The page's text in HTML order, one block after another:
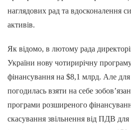
наглядових рад та вдосконалення
активів.
Як відомо, в лютому рада
України нову чотирирічну
фінансування на $8,1 млрд. Але
погодилась взяти на себе
програми розширеного
скасування звільнення від ПДВ